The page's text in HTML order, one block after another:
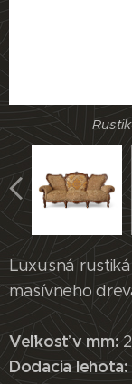
Luxusná
masívneho
Veľkosť v mm:
Dodacia lehota: